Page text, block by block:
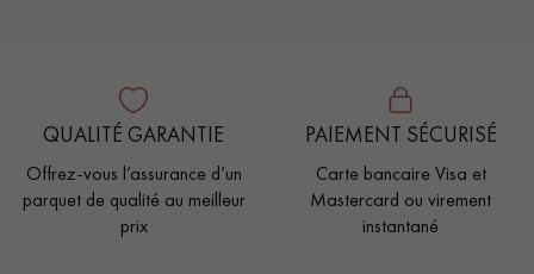
QUALITÉ GARANTIE
Offrez-vous l’assurance d’un
parquet de qualité au meilleur
prix
PAIEMENT SÉCURISÉ
Carte bancaire Visa et
Mastercard ou virement
instantané